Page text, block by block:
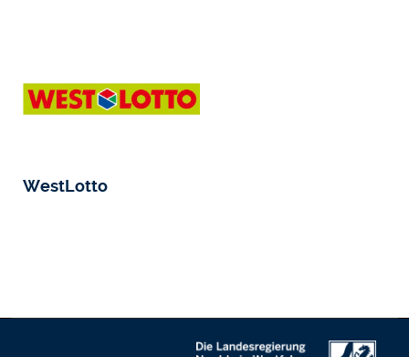
WestLotto